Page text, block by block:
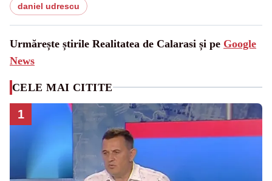
daniel udrescu
Urmărește știrile Realitatea de Calarasi și pe Google
News
CELE MAI CITITE
1